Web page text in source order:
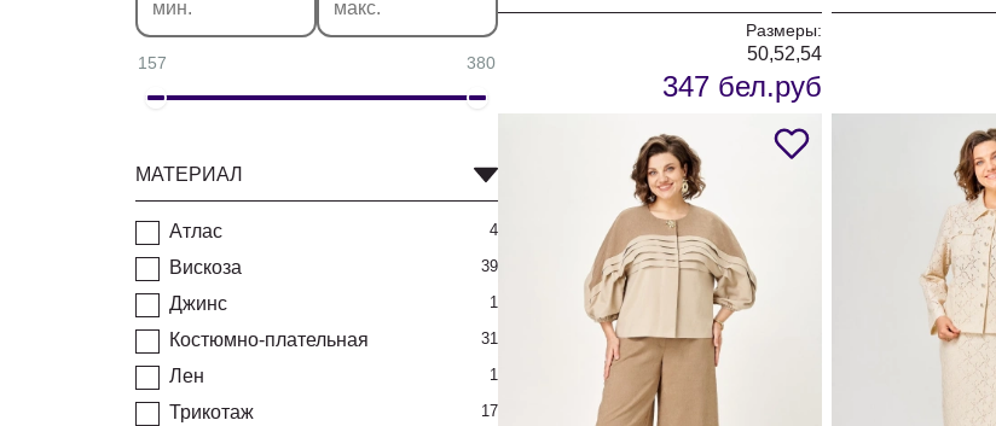
157 380
МАТЕРИАЛ
Атлас 4
Вискоза 39
Джинс 1
Костюмно-плательная 31
Лен 1
Трикотаж 17
Размеры:
50,52,54
347 бел.руб